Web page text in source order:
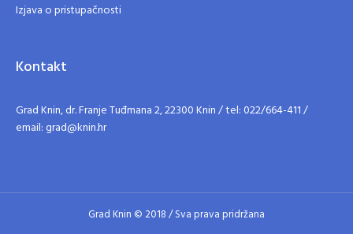
Izjava o pristupačnosti
Kontakt
Grad Knin, dr. Franje Tuđmana 2, 22300 Knin / tel: 022/664-411 /
email: grad@knin.hr
Grad Knin © 2018 / Sva prava pridržana